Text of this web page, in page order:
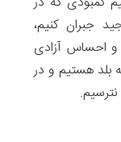
جبران کنیم،
احساس آزادی
بلد هستیم و در